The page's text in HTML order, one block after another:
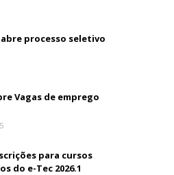
processo seletivo
Vagas de emprego
para cursos
do e-Tec 2026.1